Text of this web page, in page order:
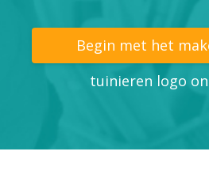
INLOGGEN
Begin met het
tuinieren logo